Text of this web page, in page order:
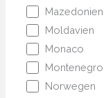
Mazedonien
Moldavien
Monaco
Montenegro
Norwegen